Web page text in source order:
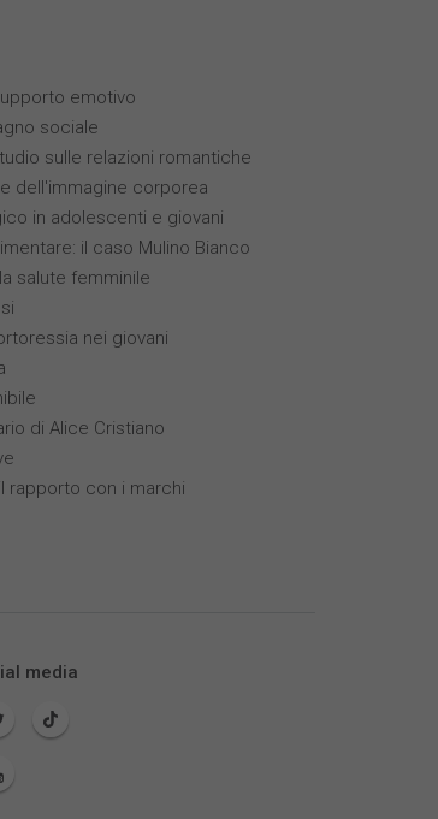
emotivo
sociale
sulle relazioni romantiche
dell'immagine corporea
in adolescenti e giovani
il caso Mulino Bianco
salute femminile
nei giovani
di Alice Cristiano
rapporto con i marchi
media